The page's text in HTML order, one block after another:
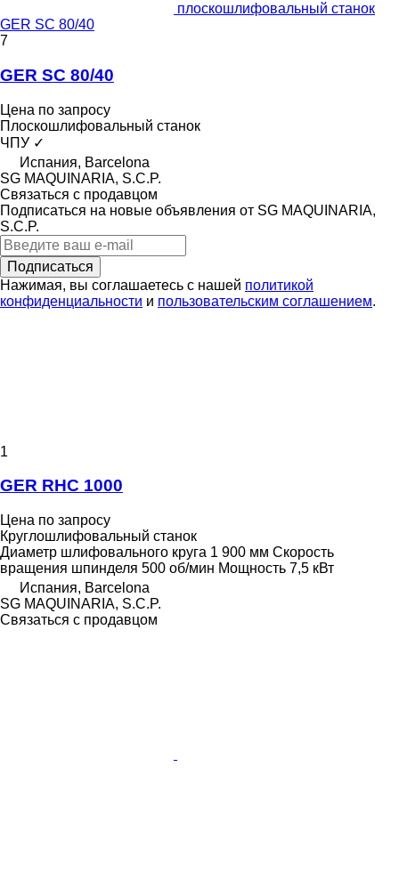
плоскошлифовальный станок
GER SC 80/40
7
GER SC 80/40
Цена по запросу
Плоскошлифовальный станок
ЧПУ ✓
Испания, Barcelona
SG MAQUINARIA, S.C.P.
Связаться с продавцом
Подписаться на новые объявления от SG MAQUINARIA,
S.C.P.
Подписаться
Нажимая, вы соглашаетесь с нашей политикой
конфиденциальности и пользовательским соглашением.
1
GER RHC 1000
Цена по запросу
Круглошлифовальный станок
Диаметр шлифовального круга 1 900 мм Скорость
вращения шпинделя 500 об/мин Мощность 7,5 кВт
Испания, Barcelona
SG MAQUINARIA, S.C.P.
Связаться с продавцом